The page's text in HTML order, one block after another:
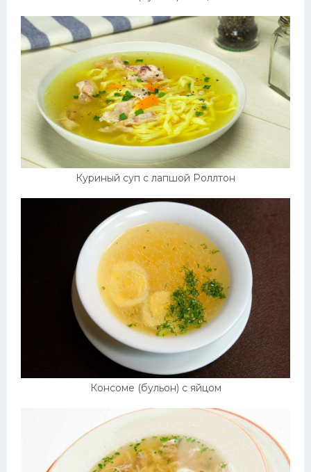
Куриный суп с лапшой Роллтон
Консоме (бульон) с яйцом